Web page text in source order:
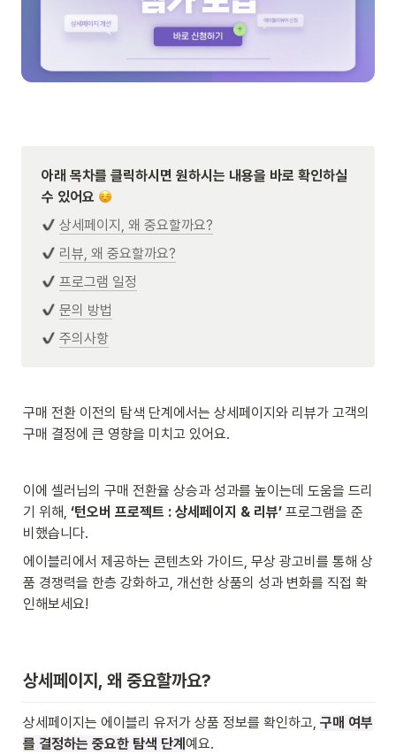
아래 목차를 클릭하시면 원하시는 내용을 바로 확인하실
수 있어요
상세페이지, 왜 중요할까요?
리뷰, 왜 중요할까요?
프로그램 일정
문의 방법
주의사항
구매 전환 이전의 탐색 단계에서는 상세페이지와 리뷰가 고객의
구매 결정에 큰 영향을 미치고 있어요.
이에 셀러님의 구매 전환율 상승과 성과를 높이는데 도움을 드리
기 위해, ‘턴오버 프로젝트 : 상세페이지 & 리뷰’ 프로그램을 준
비했습니다.
에이블리에서 제공하는 콘텐츠와 가이드, 무상 광고비를 통해 상
품 경쟁력을 한층 강화하고, 개선한 상품의 성과 변화를 직접 확
인해보세요!
상세페이지, 왜 중요할까요?
상세페이지는 에이블리 유저가 상품 정보를 확인하고, 구매 여부
를 결정하는 중요한 탐색 단계 예요.